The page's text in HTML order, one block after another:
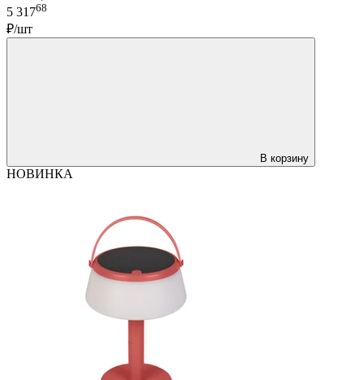
5 31768
₽/шт
В корзину
НОВИНКА